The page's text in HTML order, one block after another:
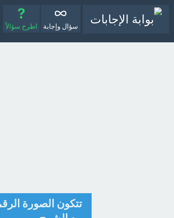
سؤال وإجابة اطرح سؤالاً